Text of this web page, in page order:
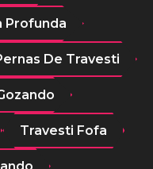
Profunda
De Travesti
Travesti Fofa